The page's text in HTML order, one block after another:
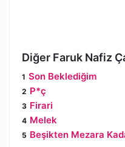
Diğer Faruk Nafiz
Son Beklediğim
P*ç
Firari
Melek
Beşikten Mezara